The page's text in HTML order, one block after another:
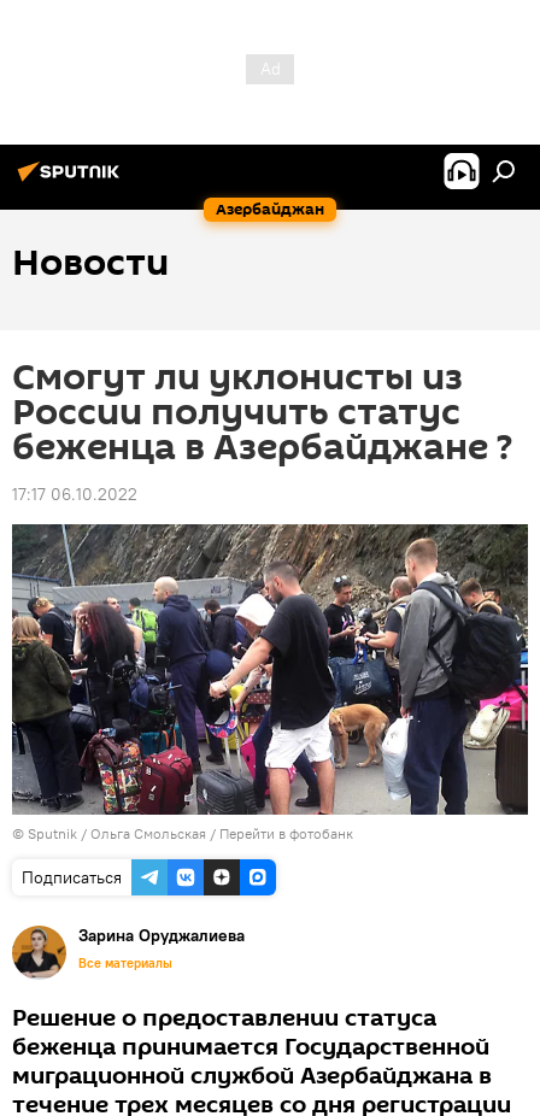
Азербайджан
Новости
Смогут ли уклонисты из
России получить статус
беженца в Азербайджане ?
17:17 06.10.2022
© Sputnik / Ольга Смольская / Перейти в фотобанк
Подписаться
Зарина Оруджалиева
Все материалы
Решение о предоставлении статуса
беженца принимается Государственной
миграционной службой Азербайджана в
течение трех месяцев со дня регистрации